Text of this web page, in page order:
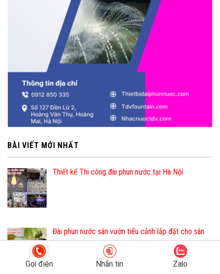
BÀI VIẾT MỚI NHẤT
Thiết kế Thi công đài phun nước tại Hà Nội
Đài phun nước sân vườn tiểu cảnh lắp đặt cho sân
vườn
Gọi điện Nhắn tin Zalo